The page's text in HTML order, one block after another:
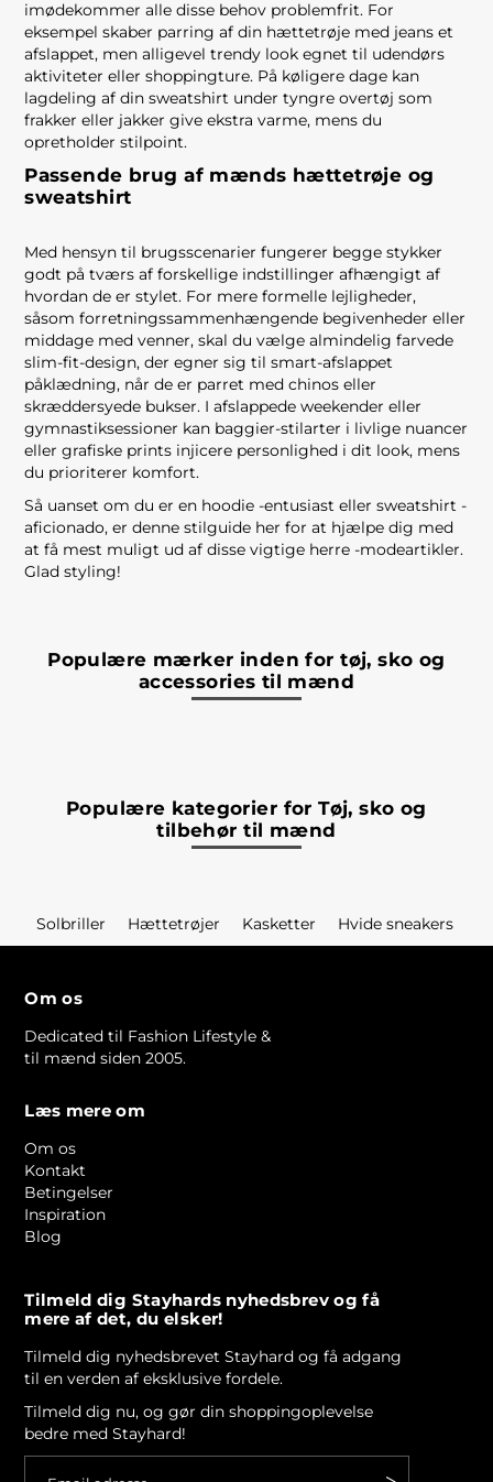
imødekommer alle disse behov problemfrit. For
eksempel skaber parring af din hættetrøje med jeans et
afslappet, men alligevel trendy look egnet til udendørs
aktiviteter eller shoppingture. På køligere dage kan
lagdeling af din sweatshirt under tyngre overtøj som
frakker eller jakker give ekstra varme, mens du
opretholder stilpoint.
Passende brug af mænds hættetrøje og
sweatshirt
Med hensyn til brugsscenarier fungerer begge stykker
godt på tværs af forskellige indstillinger afhængigt af
hvordan de er stylet. For mere formelle lejligheder,
såsom forretningssammenhængende begivenheder eller
middage med venner, skal du vælge almindelig farvede
slim-fit-design, der egner sig til smart-afslappet
påklædning, når de er parret med chinos eller
skræddersyede bukser. I afslappede weekender eller
gymnastiksessioner kan baggier-stilarter i livlige nuancer
eller grafiske prints injicere personlighed i dit look, mens
du prioriterer komfort.
Så uanset om du er en hoodie -entusiast eller sweatshirt -
aficionado, er denne stilguide her for at hjælpe dig med
at få mest muligt ud af disse vigtige herre -modeartikler.
Glad styling!
Populære mærker inden for tøj, sko og
accessories til mænd
Populære kategorier for Tøj, sko og
tilbehør til mænd
Solbriller Hættetrøjer Kasketter Hvide sneakers
Om os
Dedicated til Fashion Lifestyle &
til mænd siden 2005.
Læs mere om
Om os
Kontakt
Betingelser
Inspiration
Blog
Tilmeld dig Stayhards nyhedsbrev og få
mere af det, du elsker!
Tilmeld dig nyhedsbrevet Stayhard og få adgang
til en verden af eksklusive fordele.
Tilmeld dig nu, og gør din shoppingoplevelse
bedre med Stayhard!